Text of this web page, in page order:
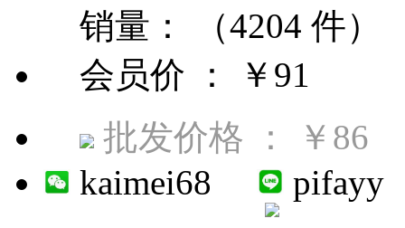
销量： （4204 件）
会员价 ：
￥91
批发价格 ：
￥86
kaimei68
pifayy